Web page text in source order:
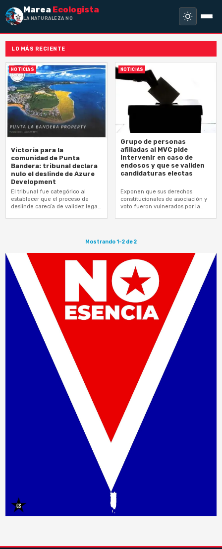
Marea Ecologista
LA NATURALEZA NO HA
LO MÁS RECIENTE
NOTICIAS
Victoria para la
comunidad de Punta
Bandera: tribunal declara
nulo el deslinde de Azure
Development
El tribunal fue categórico al
establecer que el proceso de
deslinde carecía de validez legal
NOTICIAS
Grupo de personas
afiliadas al MVC pide
intervenir en caso de
endosos y que se validen
candidaturas electas
Exponen que sus derechos
constitucionales de asociación y
voto fueron vulnerados por la
Mostrando 1-2 de 2